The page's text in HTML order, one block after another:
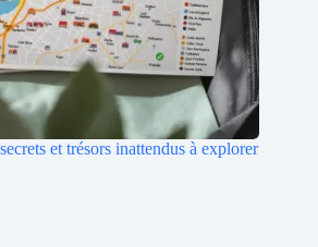
et trésors inattendus à explorer